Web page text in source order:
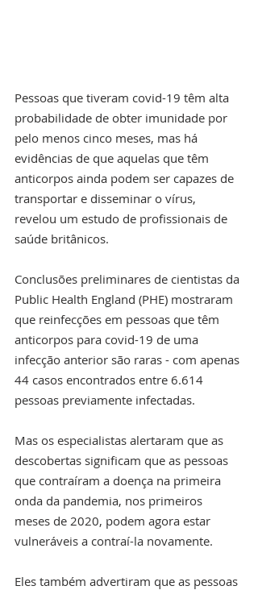
Pessoas que tiveram covid-19 têm alta
probabilidade de obter imunidade por
pelo menos cinco meses, mas há
evidências de que aquelas que têm
anticorpos ainda podem ser capazes de
transportar e disseminar o vírus,
revelou um estudo de profissionais de
saúde britânicos.
Conclusões preliminares de cientistas da
Public Health England (PHE) mostraram
que reinfecções em pessoas que têm
anticorpos para covid-19 de uma
infecção anterior são raras - com apenas
44 casos encontrados entre 6.614
pessoas previamente infectadas.
Mas os especialistas alertaram que as
descobertas significam que as pessoas
que contraíram a doença na primeira
onda da pandemia, nos primeiros
meses de 2020, podem agora estar
vulneráveis a contraí-la novamente.
Eles também advertiram que as pessoas